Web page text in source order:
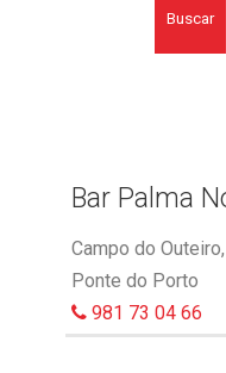
Buscar
Bar Palma
Campo do
Ponte do Porto
981 73 04 66